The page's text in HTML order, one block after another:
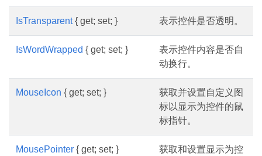
IsTransparent{ get; set; } 表示控件是否透明。
IsWordWrapped { get; set; }
表示控件内容是否自
动换行。
MouseIcon { get; set; }
获取并设置自定义图
标以显示为控件的鼠
标指针。
MousePointer { get; set; }
获取和设置显示为控